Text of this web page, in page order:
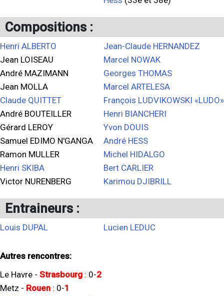
Compositions :
Henri ALBERTO
Jean LOISEAU
André MAZIMANN
Jean MOLLA
Claude QUITTET
André BOUTEILLER
Gérard LEROY
Samuel EDIMO N'GANGA
Ramon MULLER
Henri SKIBA
Victor NURENBERG
Jean-Claude HERNANDEZ
Marcel NOWAK
Georges THOMAS
Marcel ARTELESA
François LUDVIKOWSKI «LUDO»
Henri BIANCHERI
Yvon DOUIS
André HESS
Michel HIDALGO
Bert CARLIER
Karimou DJIBRILL
Entraineurs :
Louis DUPAL Lucien LEDUC
Autres rencontres:
Le Havre - Strasbourg : 0-2
Metz - Rouen : 0-1